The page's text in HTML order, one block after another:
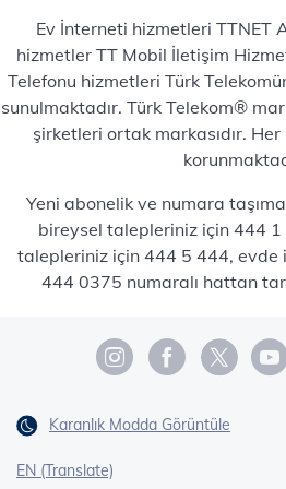
Ev İnterneti hizmetleri TTNET
hizmetler TT Mobil İletişim
Telefonu hizmetleri Türk
sunulmaktadır. Türk Telekom®
şirketleri ortak markasıdır.
Yeni abonelik ve numara
bireysel talepleriniz için 444
talepleriniz için 444 5 444,
444 0375 numaralı hattan
Karanlık Modda Görüntüle
EN (Translate)